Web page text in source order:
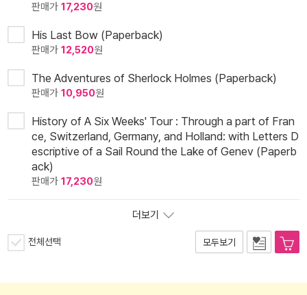
판매가 17,230원
His Last Bow (Paperback)
판매가 12,520원
The Adventures of Sherlock Holmes (Paperback)
판매가 10,950원
History of A Six Weeks' Tour : Through a part of Fran
ce, Switzerland, Germany, and Holland: with Letters D
escriptive of a Sail Round the Lake of Genev (Paperb
ack)
판매가 17,230원
더보기
전체선택 모두보기